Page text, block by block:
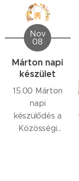
Litter Beával
adventi
koszorút
készítünk
Nov
08
Márton napi
készület
15.00 Márton
napi
készülődés a
Közösségi